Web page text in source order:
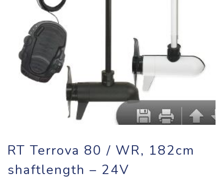
RT Terrova 80 / WR, 182cm
shaftlength – 24V